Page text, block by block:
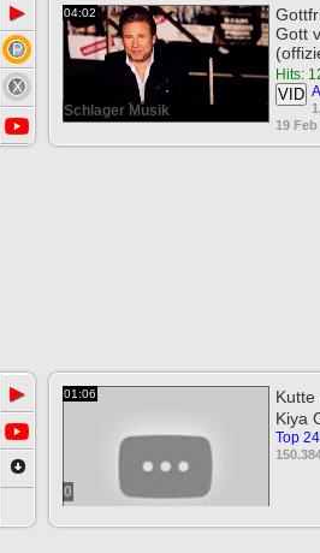
▶ 04:02
Schlager Musik
Gott
Hits:
VID
19
▶ 01:06
0
Kutte
Kiya
Top